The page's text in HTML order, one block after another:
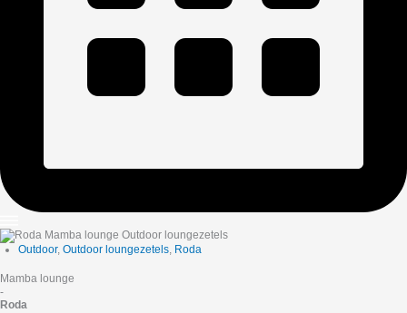
Outdoor, Outdoor loungezetels, Roda
Mamba lounge
-
Roda